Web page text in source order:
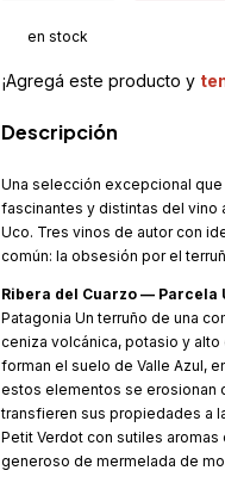
en stock
¡Agregá este producto y
Descripción
Una selección excepcional
fascinantes y distintas del vino
Uco. Tres vinos de autor con
común: la obsesión por el
Ribera del Cuarzo — Parcela
Patagonia Un terruño de una
ceniza volcánica, potasio y
forman el suelo de Valle Azul,
estos elementos se erosionan
transfieren sus propiedades a
Petit Verdot con sutiles
generoso de mermelada de